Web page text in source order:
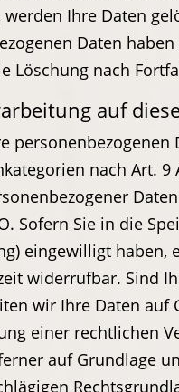
Ihre Daten
Daten haben
Löschung nach
auf
nach Art. 9
Sofern Sie in die
eingewilligt haben,
widerrufbar. Sind
wir Ihre Daten auf
einer rechtlichen
auf Grundlage